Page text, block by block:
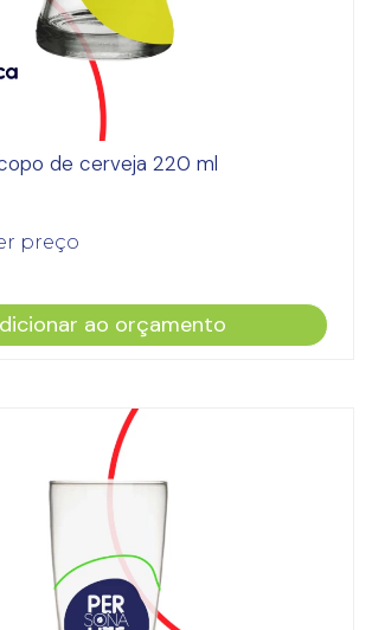
de cerveja 220 ml
preço
ao orçamento